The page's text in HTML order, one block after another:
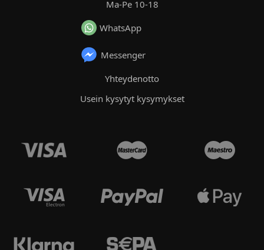
Ma-Pe 10-18
WhatsApp
Messenger
Yhteydenotto
Usein kysytyt kysymykset